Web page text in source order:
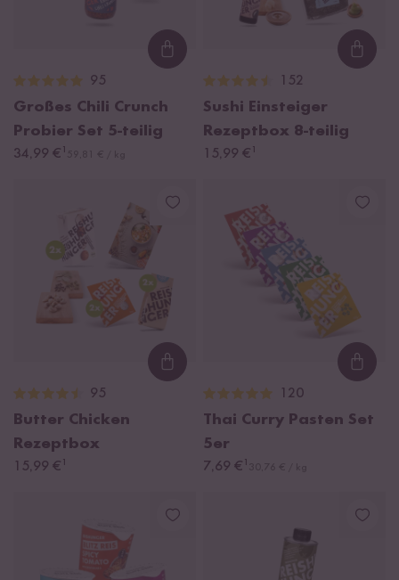
Loading...
95
Großes Chili Crunch
Probier Set 5-teilig
34,99 € ¹
152
Sushi Einsteiger
Rezeptbox 8-teilig
15,99 € ¹
Loading...
95
Butter Chicken
Rezeptbox
15,99 € ¹
120
Thai Curry Pasten Set
5er
7,69 € ¹